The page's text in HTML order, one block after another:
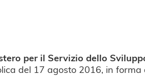
per il Servizio dello
del 17 agosto 2016, in forma